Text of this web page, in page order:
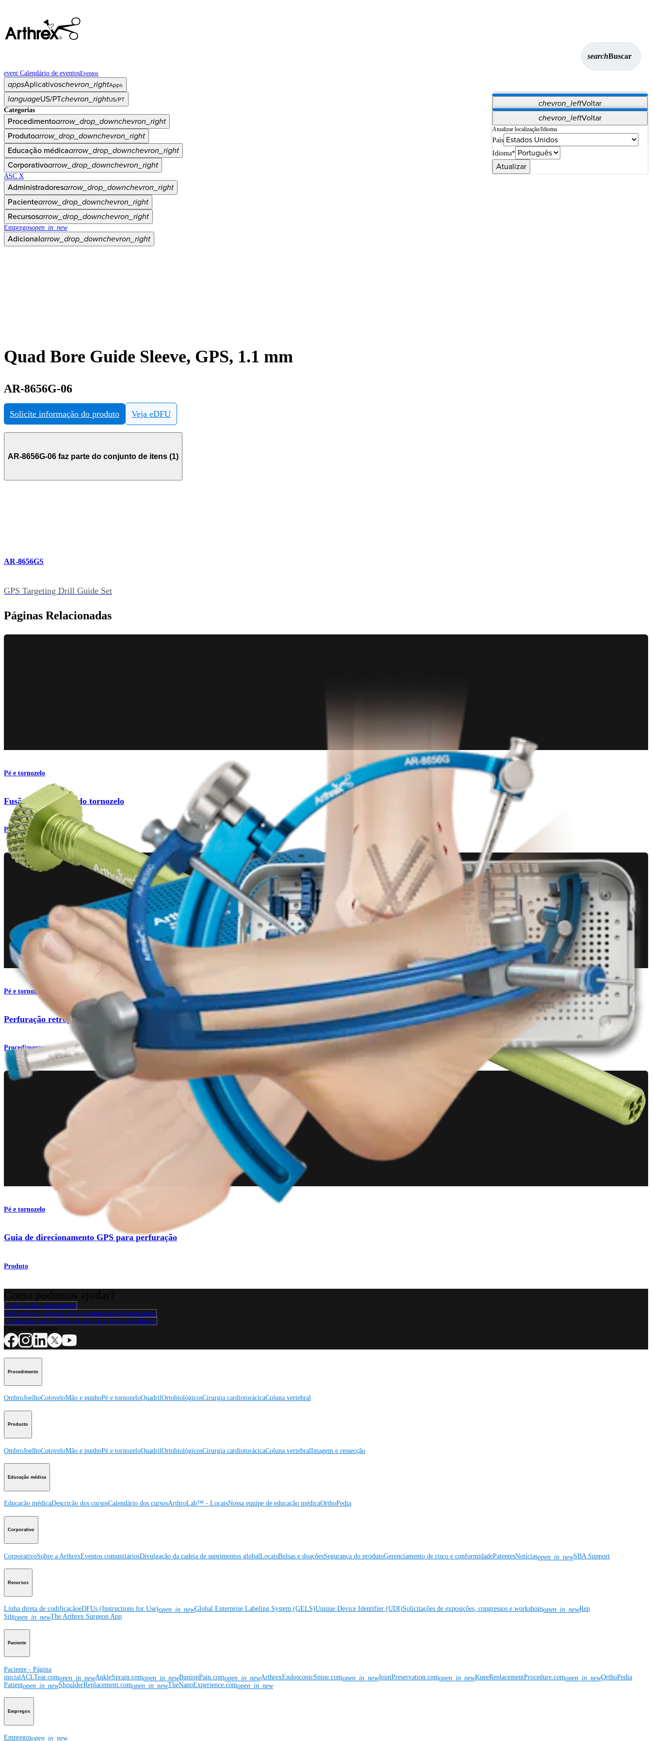
searchBuscar
event Calendário de eventosEventos
appsAplicativoschevron_rightApps
chevron_leftVoltar
Vet Systems OrthoPedia Patient
Supplier Portal
Synergy Imaging & Resection
languageUS/PTchevron_rightUS/PT
chevron_leftVoltar
Atualizar localização/Idioma
País
Idioma*
Atualizar
Categorias
Procedimentoarrow_drop_downchevron_right
Produtoarrow_drop_downchevron_right
Educação médicaarrow_drop_downchevron_right
Corporativoarrow_drop_downchevron_right
ASC X
Administradoresarrow_drop_downchevron_right
Pacientearrow_drop_downchevron_right
Recursosarrow_drop_downchevron_right
Empregosopen_in_new
Adicionalarrow_drop_downchevron_right
Quad Bore Guide Sleeve, GPS, 1.1 mm
AR-8656G-06
Solicite informação do produto Veja eDFU
AR-8656G-06 faz parte do conjunto de itens (1)
AR-8656GS
GPS Targeting Drill Guide Set
Páginas Relacionadas
Pé e tornozelo
Fusão artroscópica do tornozelo
Procedimento
Pé e tornozelo
Perfuração retrógrada para lesões do tálus
Procedimento
Pé e tornozelo
Guia de direcionamento GPS para perfuração
Produto
Contacte um representante
Veja eventos, laboratórios e oportunidades educacionais
Inscreva-se para receber: O que há de novo na Arthrex?
Procedimento
OmbroJoelhoCotoveloMão e punhoPé e tornozeloQuadrilOrtobiológicosCirurgia cardiotorácicaColuna vertebral
Producto
OmbroJoelhoCotoveloMão e punhoPé e tornozeloQuadrilOrtobiológicosCirurgia cardiotorácicaColuna vertebralImagem e ressecção
Educação médica
Educação médicaDescrição dos cursosCalendário dos cursosArthroLab™ - LocaisNossa equipe de educação médicaOrthoPedia
Corporativo
CorporativoSobre a ArthrexEventos comunitáriosDivulgação da cadeia de suprimentos globalLocaisBolsas e doaçõesSegurança do produtoGerenciamento de risco e conformidadePatentesNotíciasopen_in_newSBA Support
Recursos
Linha direta de codificaçãoeDFUs (Instructions for Use)open_in_newGlobal Enterprise Labeling System (GELS)Unique Device Identifier (UDI)Solicitações de exposições, congressos e workshopsopen_in_newRep
Siteopen_in_newThe Arthrex Surgeon App
Paciente
Paciente - Página
inicialACLTear.comopen_in_newAnkleSprain.comopen_in_newBunionPain.comopen_in_newArthrexEndoscopicSpine.comopen_in_newJointPreservation.comopen_in_newKneeReplacementProcedure.comopen_in_newOrthoPedia
Patientopen_in_newShoulderReplacement.comopen_in_newTheNanoExperience.comopen_in_new
Empregos
Empregosopen_in_new